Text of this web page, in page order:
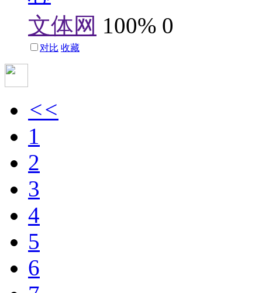
文体网 100% 0
对比 收藏
<<
1
2
3
4
5
6